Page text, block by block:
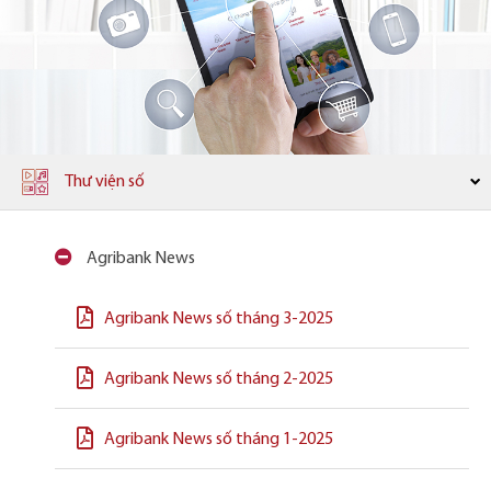
Thư viện số
Agribank News
Agribank News số tháng 3-2025
Agribank News số tháng 2-2025
Agribank News số tháng 1-2025